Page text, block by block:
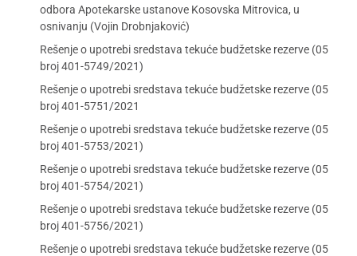
odbora Apotekarske ustanove Kosovska Mitrovica, u
osnivanju (Vojin Drobnjaković)
Rešenje o upotrebi sredstava tekuće budžetske rezerve (05
broj 401-5749/2021)
Rešenje o upotrebi sredstava tekuće budžetske rezerve (05
broj 401-5751/2021
Rešenje o upotrebi sredstava tekuće budžetske rezerve (05
broj 401-5753/2021)
Rešenje o upotrebi sredstava tekuće budžetske rezerve (05
broj 401-5754/2021)
Rešenje o upotrebi sredstava tekuće budžetske rezerve (05
broj 401-5756/2021)
Rešenje o upotrebi sredstava tekuće budžetske rezerve (05